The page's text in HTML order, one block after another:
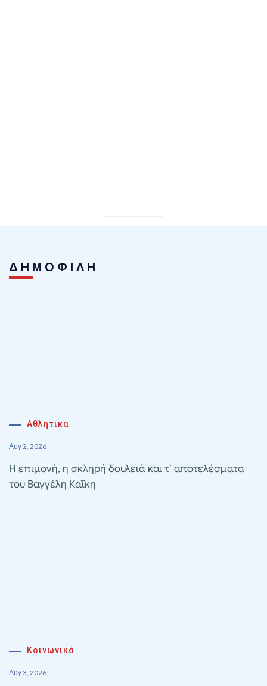
ΔΗΜΟΦΙΛΗ
Αθλητικα
Αυγ 2, 2026
Η επιμονή, η σκληρή δουλειά και τ’ αποτελέσματα
του Βαγγέλη Καΐκη
Κοινωνικά
Αυγ 3, 2026